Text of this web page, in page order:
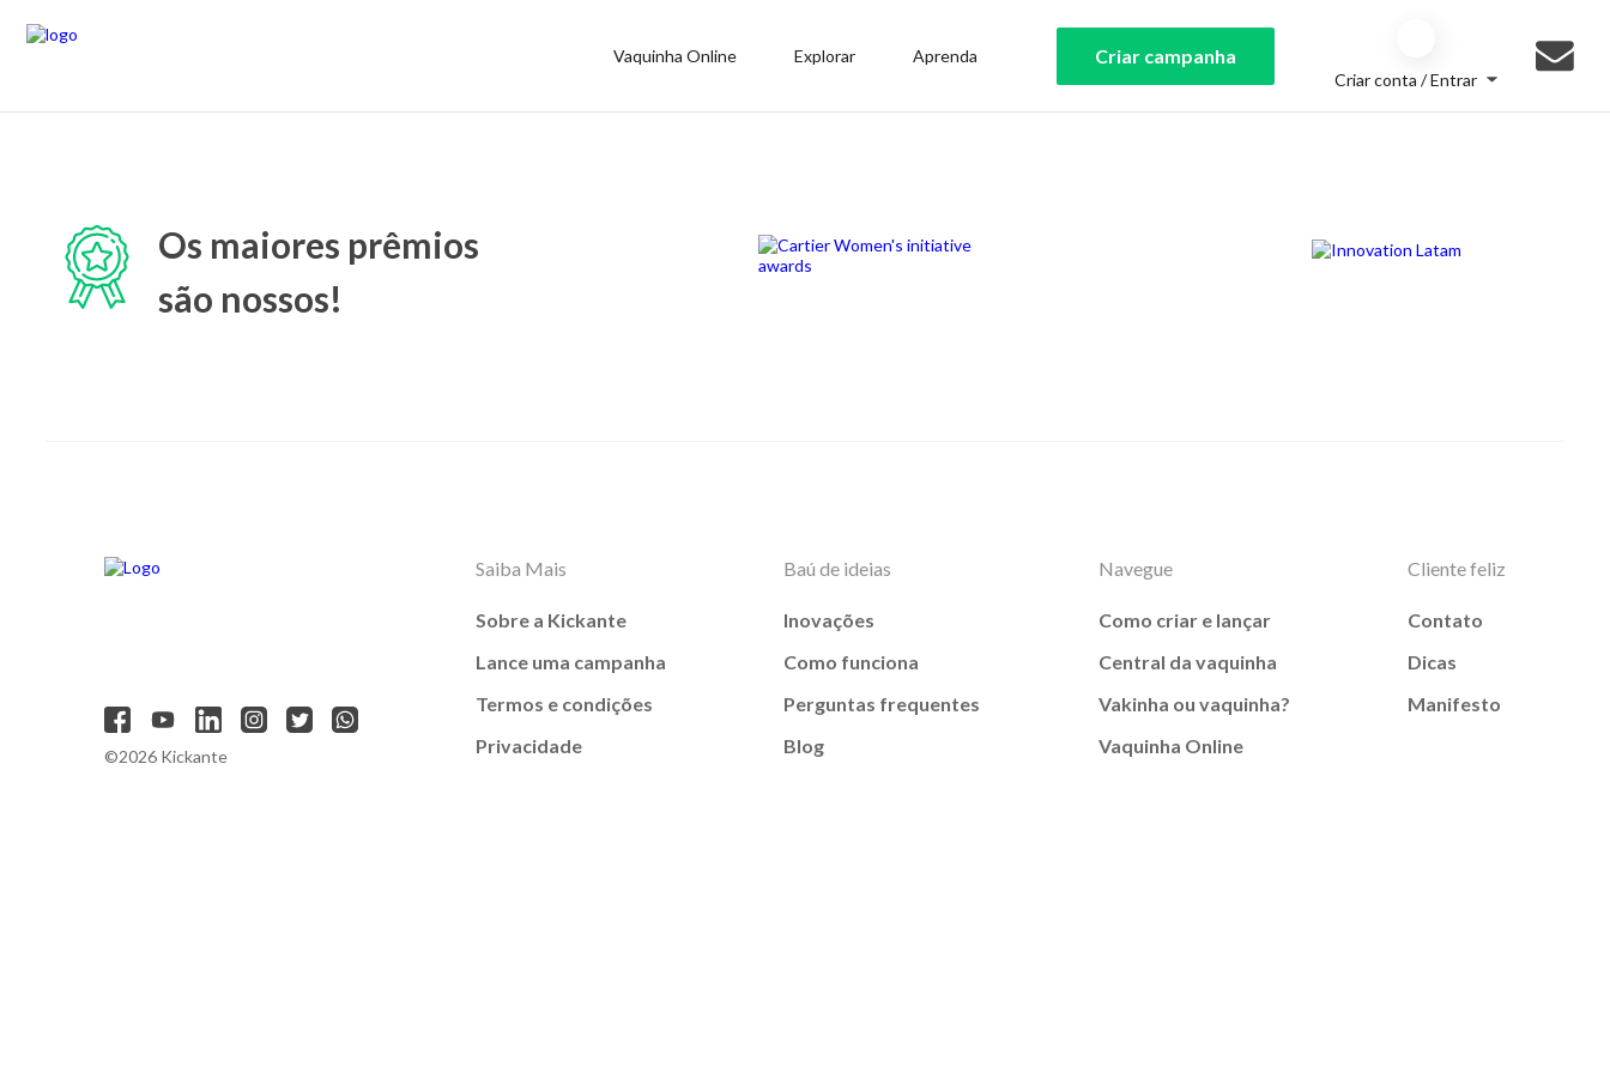
Vaquinha Online Explorar Aprenda Criar campanha
Criar conta / Entrar
Os maiores prêmios
são nossos!
©2026 Kickante
Saiba Mais
Sobre a Kickante
Lance uma campanha
Termos e condições
Privacidade
Baú de ideias
Inovações
Como funciona
Perguntas frequentes
Blog
Navegue
Como criar e lançar
Central da vaquinha
Vakinha ou vaquinha?
Vaquinha Online
Cliente feliz
Contato
Dicas
Manifesto